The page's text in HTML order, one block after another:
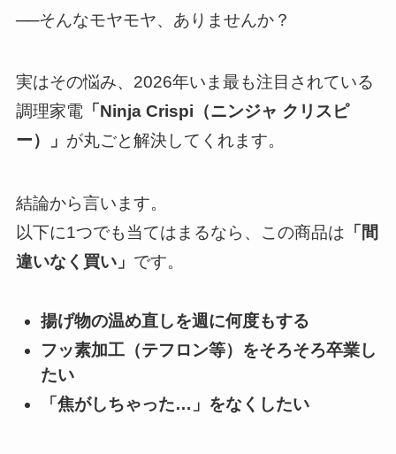
──そんなモヤモヤ、ありませんか？
実はその悩み、2026年いま最も注目されている
調理家電「Ninja Crispi（ニンジャ クリスピ
ー）」 が丸ごと解決してくれます。
結論から言います。
以下に1つでも当てはまるなら、この商品は 「間
違いなく買い」 です。
揚げ物の温め直しを週に何度もする
フッ素加工（テフロン等）をそろそろ卒業し
たい
「焦がしちゃった…」をなくしたい